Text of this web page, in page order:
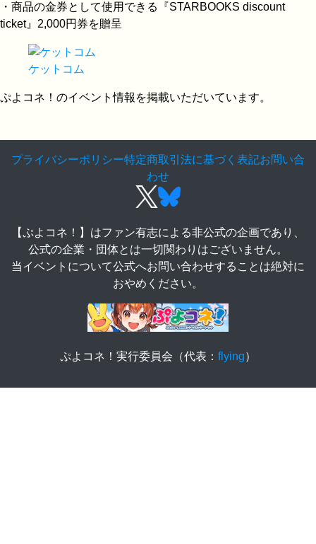
・商品の金券として使用できる『STARBOOKS discount
ticket』2,000円券を贈呈
ケットコム
ぷよコネ！のイベント情報を掲載いただいています。
プライバシーポリシー特定商取引法に基づく表記お問い合
わせ
【ぷよコネ！】はファン有志による非公式の企画であり、
公式の企業・団体とは一切関わりはございません。
当イベントについて公式へお問い合わせすることは絶対に
おやめください。
ぷよコネ！実行委員会（代表： flying）